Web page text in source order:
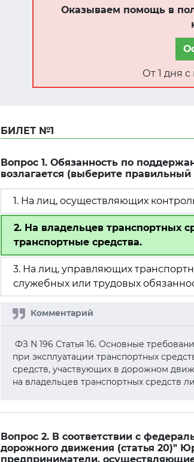
Оказываем помощь в
От 1 дня
БИЛЕТ №1
Вопрос 1. Обязанность по
возлагается (выберите правильный
1. На лиц, осуществляющих
2. На владельцев транспортных
транспортные средства.
3. На лиц, управляющих
служебных или трудовых
ФЗ N 196 Статья 16. Основные
при эксплуатации транспортных
средств, участвующих в дорожном
на владельцев транспортных средств
Вопрос 2. В соответствии с
дорожного движения (статья 20)"
предприниматели,